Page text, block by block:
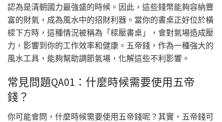
認為是清朝國力最強盛的時候。因此，這些錢幣能夠容納豐
富的財氣，成為風水中的招財利器。當你的書桌正好位於橫
樑下方時，這種情況被稱為「樑壓書桌」，會對氣場造成壓
力，影響到你的工作效率和健康。五帝錢，作為一種強大的
風水工具，能夠幫助調節氣場，化解這些不利影響。
常見問題QA01：什麼時候需要使用五帝
錢？
你可能會問，什麼時候需要使用五帝錢呢？其實，五帝錢可